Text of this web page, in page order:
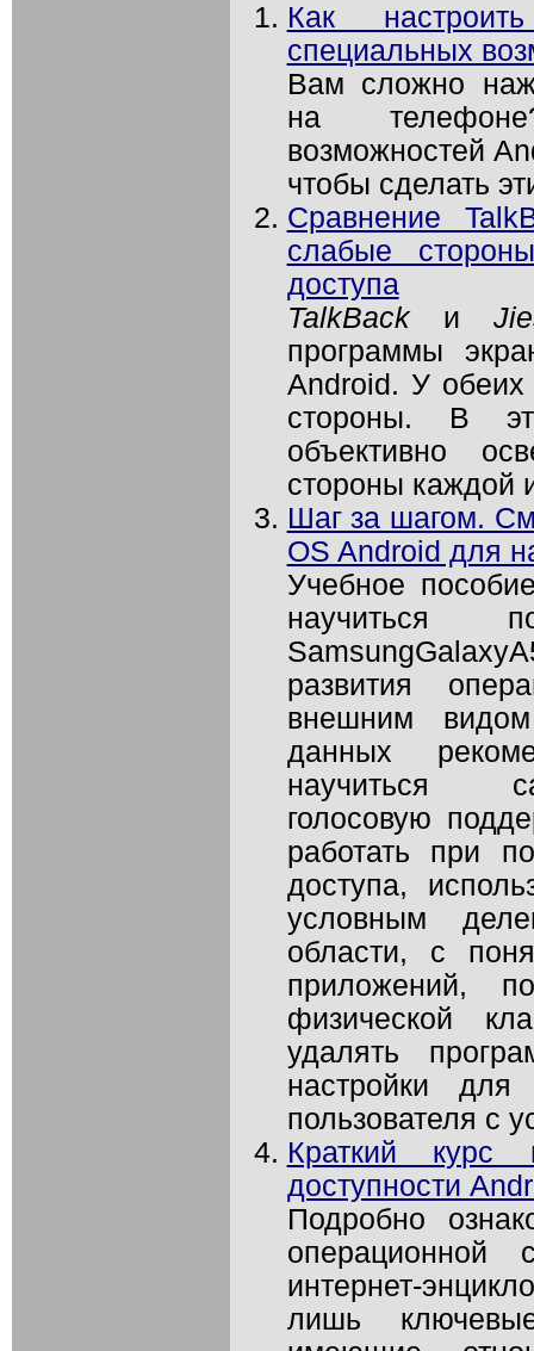
Как
специальных
Вам сложно
на
возможностей
чтобы сделать
Сравнение
слабые
доступа
TalkBackи
программы
Android. У
стороны. В
объективно
стороны каждой
Шаг за шагом.
OS Android для
Учебное
научиться
развития
внешним
данных
научиться
голосовую
работать при
доступа,
условным
области, с
приложений,
физической
удалять
настройки для
пользователя с
Краткий курс
доступности
Подробно
интернет-
лишь